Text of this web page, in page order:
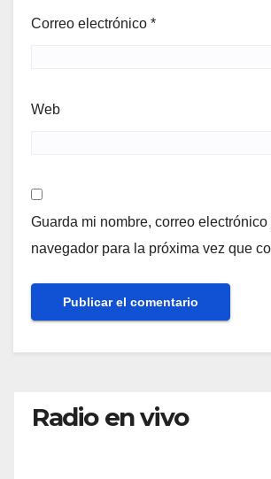
Correo electrónico *
Web
Guarda mi nombre, correo
navegador para la próxima vez que
Radio en vivo